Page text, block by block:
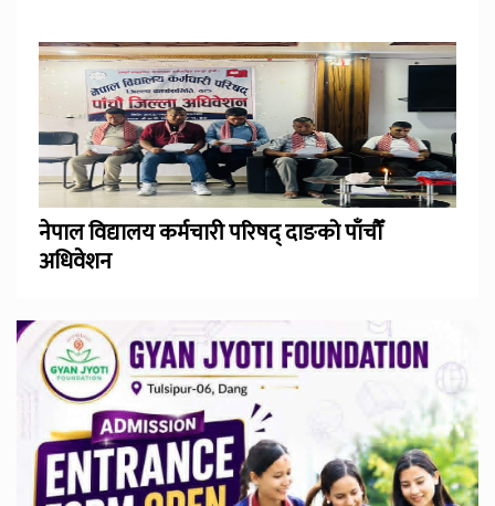
नेपाल विद्यालय कर्मचारी परिषद् दाङको पाँचौँ
अधिवेशन